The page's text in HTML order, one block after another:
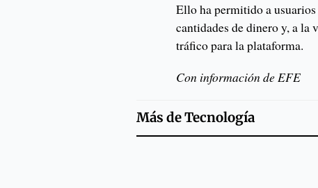
Ello ha permitido a
cantidades de dinero y, a la
tráfico para la plataforma.
Con información de EFE
Más deTecnología